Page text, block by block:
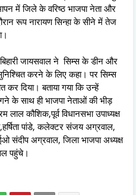
में जिले के वरिष्ठ भाजपा नेता और
रूप नारायण सिन्हा के सीने में तेज
जायसवाल ने सिम्स के डीन और
करने के लिए कहा। पर सिम्स
कर दिया। बताया गया कि उन्हें
के साथ ही भाजपा नेताओं की भीड़
कौशिक,पूर्व विधानसभा उपाध्यक्ष
पांडे, कलेक्टर संजय अग्रवाल,
संदीप अग्रवाल, जिला भाजपा अध्यक्ष
पहुंचे।